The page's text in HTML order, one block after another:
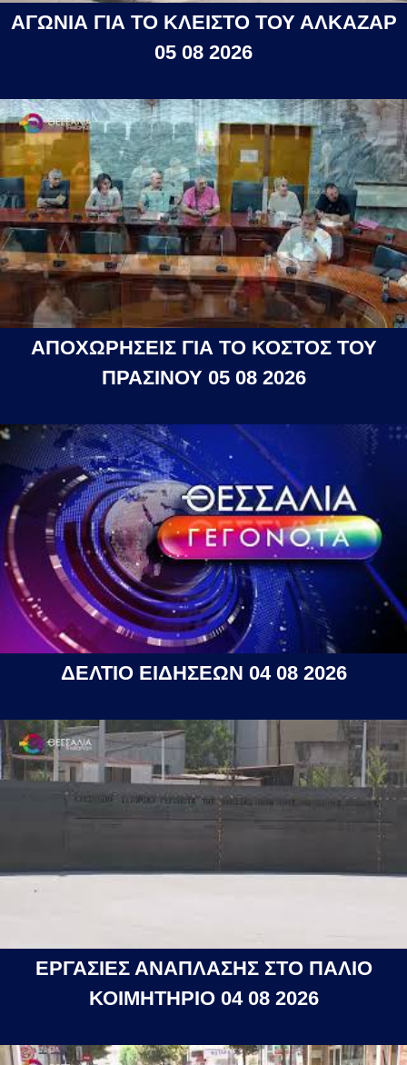
ΑΓΩΝΙΑ ΓΙΑ ΤΟ ΚΛΕΙΣΤΟ ΤΟΥ ΑΛΚΑΖΑΡ
05 08 2026
ΑΠΟΧΩΡΗΣΕΙΣ ΓΙΑ ΤΟ ΚΟΣΤΟΣ ΤΟΥ
ΠΡΑΣΙΝΟΥ 05 08 2026
ΔΕΛΤΙΟ ΕΙΔΗΣΕΩΝ 04 08 2026
ΕΡΓΑΣΙΕΣ ΑΝΑΠΛΑΣΗΣ ΣΤΟ ΠΑΛΙΟ
ΚΟΙΜΗΤΗΡΙΟ 04 08 2026